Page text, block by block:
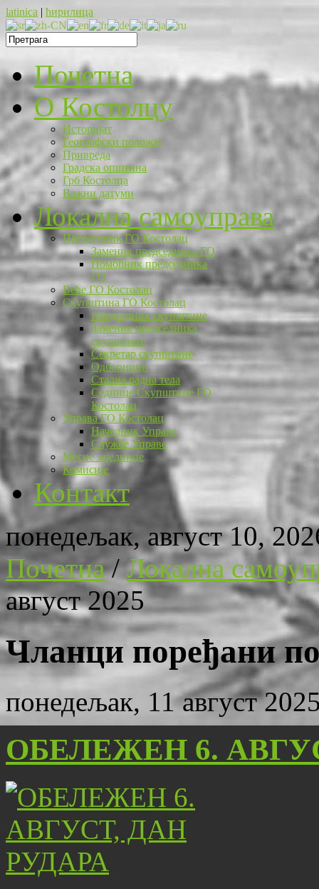
latinica | ћирилица
Почетна
O Костолцу
Историјат
Географски положај
Привреда
Градска општина
Грб Костолца
Важни датуми
Локална самоуправа
Председник ГО Костолац
Заменик председника ГО
Помоћник председника
ГО
Веће ГО Костолац
Скупштина ГО Костолац
Председник скупштине
Заменик председника
скупштине
Секретар скупштине
Одборници
Стална радна тела
Седнице Скупштине ГО
Костолац
Управа ГО Костолац
Начелник Управе
Службе Управе
Месне заједнице
Комисије
Контакт
понедељак, август 10,
Почетна/Локална
август 2025
Чланци поређани
понедељак, 11 август
ОБЕЛЕЖЕН 6.